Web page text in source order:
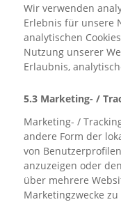
Wir verwenden
Erlebnis für unsere
analytischen
Nutzung unserer
Erlaubnis,
5.3 Marketing- /
Marketing- /
andere Form der
von
anzuzeigen oder
über mehrere
Marketingzwecke